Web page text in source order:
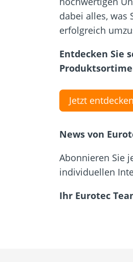
dabei alles, was
erfolgreich
Entdecken Sie
Jetzt entdecken
News von
Abonnieren Sie
individuellen
Ihr Eurotec